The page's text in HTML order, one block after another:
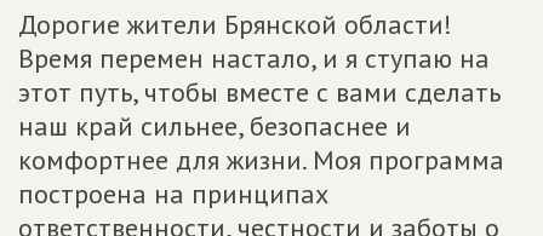
Дорогие жители Брянской области!
Время перемен настало, и я ступаю на
этот путь, чтобы вместе с вами сделать
наш край сильнее, безопаснее и
комфортнее для жизни. Моя программа
построена на принципах
ответственности, честности и заботы о